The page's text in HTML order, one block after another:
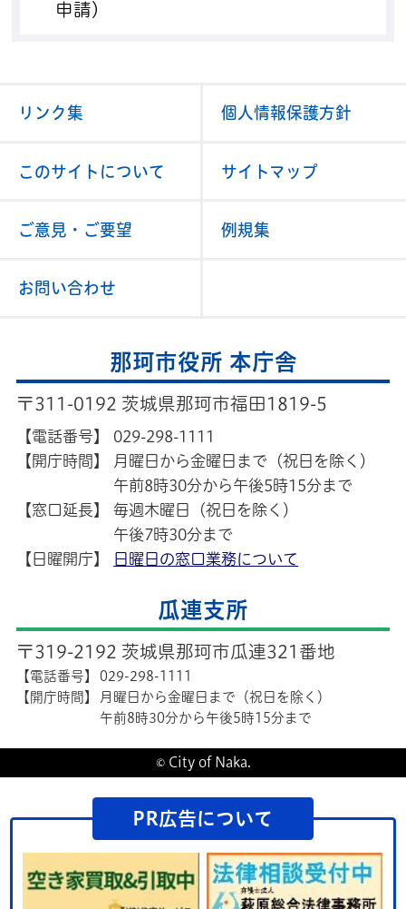
申請）
リンク集 個人情報保護方針
このサイトについて サイトマップ
ご意見・ご要望 例規集
お問い合わせ
那珂市役所 本庁舎
〒311-0192 茨城県那珂市福田1819-5
【電話番号】
029-298-1111
【開庁時間】
月曜日から金曜日まで（祝日を除く）
午前8時30分から午後5時15分まで
【窓口延長】
毎週木曜日（祝日を除く）
午後7時30分まで
【日曜開庁】
日曜日の窓口業務について
瓜連支所
〒319-2192 茨城県那珂市瓜連321番地
【電話番号】
029-298-1111
【開庁時間】
月曜日から金曜日まで（祝日を除く）
午前8時30分から午後5時15分まで
© City of Naka.
PR広告について